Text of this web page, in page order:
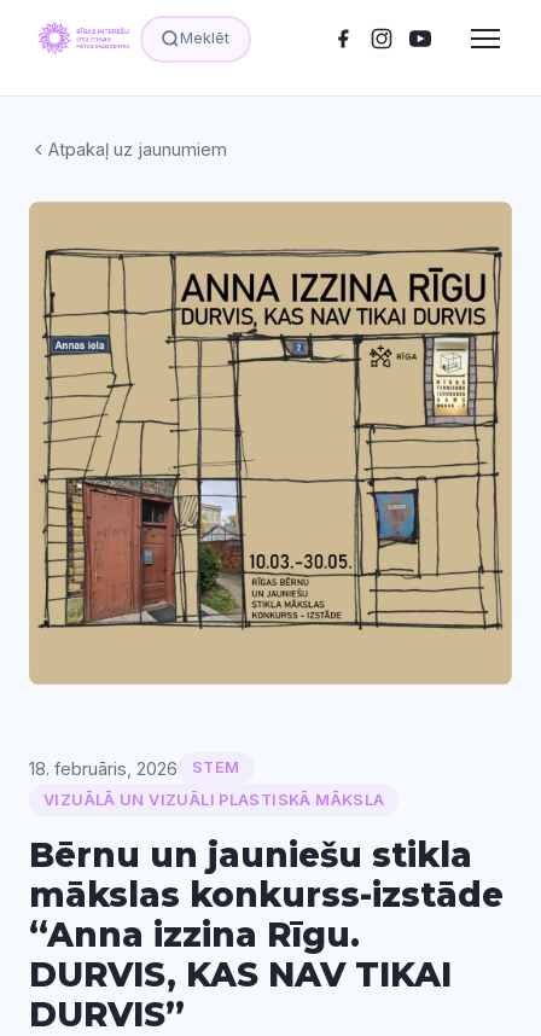
Meklēt
Atpakaļ uz jaunumiem
18. februāris, 2026
STEM
VIZUĀLĀ UN VIZUĀLI PLASTISKĀ MĀKSLA
Bērnu un jauniešu stikla
mākslas konkurss-izstāde
“Anna izzina Rīgu.
DURVIS, KAS NAV TIKAI
DURVIS”